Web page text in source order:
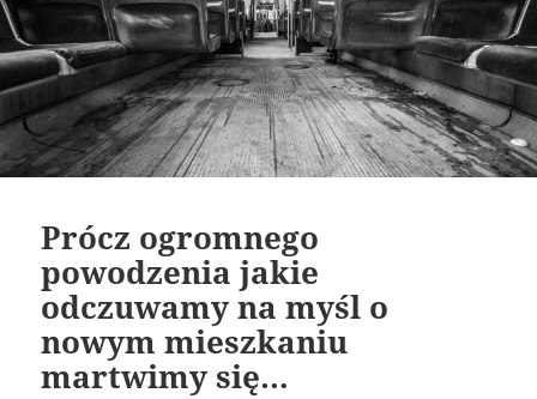
Prócz ogromnego
powodzenia jakie
odczuwamy na myśl o
nowym mieszkaniu
martwimy się…